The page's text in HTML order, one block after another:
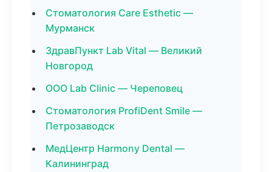
Стоматология Care Esthetic —
Мурманск
ЗдравПункт Lab Vital — Великий
Новгород
ООО Lab Clinic — Череповец
Стоматология ProfiDent Smile —
Петрозаводск
МедЦентр Harmony Dental —
Калининград